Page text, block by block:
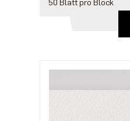
50 Blatt pro Block